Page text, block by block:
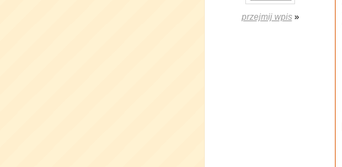
przejmij wpis»